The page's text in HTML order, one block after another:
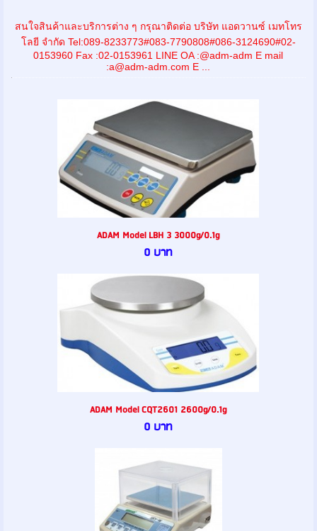
สนใจสินค้าและบริการต่าง ๆ กรุณาติดต่อ บริษัท แอดวานซ์ เมทโทร
โลยี จำกัด Tel:089-8233773#083-7790808#086-3124690#02-
0153960 Fax :02-0153961 LINE OA :@adm-adm E mail
:a@adm-adm.com E ...
ADAM Model LBH 3 3000g/0.1g
0 บาท
ADAM Model CQT2601 2600g/0.1g
0 บาท